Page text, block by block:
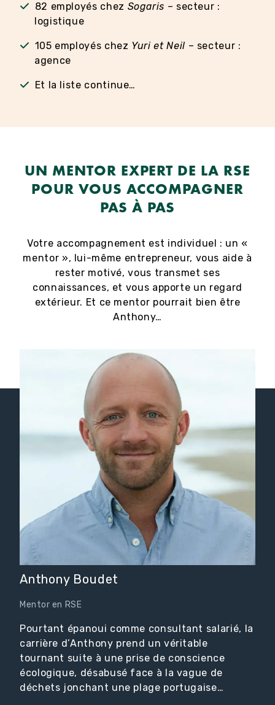
82 employés chez Sogaris – secteur :
logistique
105 employés chez Yuri et Neil – secteur :
agence
Et la liste continue…
UN MENTOR EXPERT DE LA RSE
POUR VOUS ACCOMPAGNER
PAS À PAS
Votre accompagnement est individuel : un «
mentor », lui-même entrepreneur, vous aide à
rester motivé, vous transmet ses
connaissances, et vous apporte un regard
extérieur. Et ce mentor pourrait bien être
Anthony…
Anthony Boudet
Mentor en RSE
Pourtant épanoui comme consultant salarié, la
carrière d’Anthony prend un véritable
tournant suite à une prise de conscience
écologique, désabusé face à la vague de
déchets jonchant une plage portugaise…